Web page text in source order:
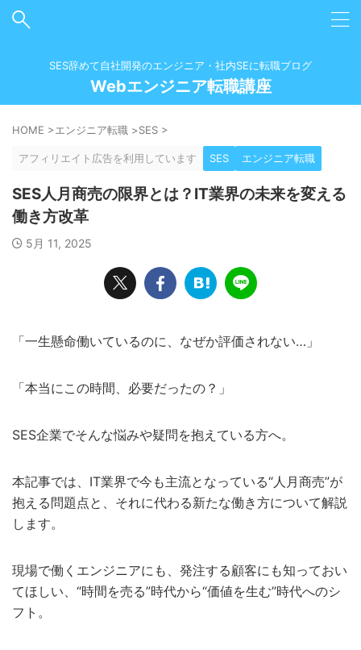
SES辞めて自社開発のエンジニア・社内SEに転職ブログ
Webエンジニア転職講座
HOME >エンジニア転職 >SES >
アフィリエイト広告を利用しています SES エンジニア転職
SES人月商売の限界とは？IT業界の未来を変える
働き方改革
5月 11, 2025
「一生懸命働いているのに、なぜか評価されない…」
「本当にこの時間、必要だったの？」
SES企業でそんな悩みや疑問を抱えている方へ。
本記事では、IT業界で今も主流となっている“人月商売”が
抱える問題点と、それに代わる新たな働き方について解説
します。
現場で働くエンジニアにも、発注する顧客にも知っておい
てほしい、“時間を売る”時代から“価値を生む”時代へのシ
フト。